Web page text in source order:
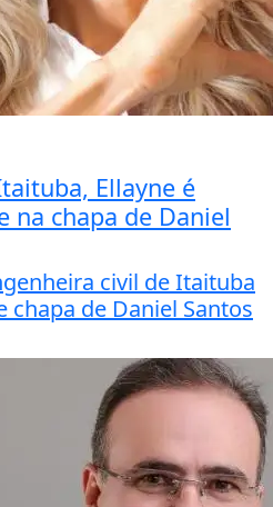
Ellayne é
na chapa de Daniel
civil de Itaituba
de Daniel Santos